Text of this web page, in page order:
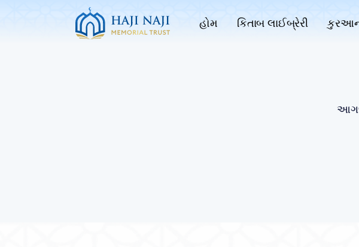
હોમ કિતાબ લાઈબ્રેરી
આગળ